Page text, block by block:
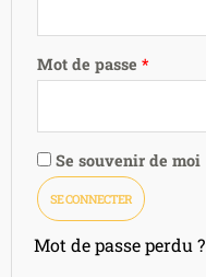
Mot de passe *
Se souvenir de moi
SE CONNECTER
Mot de passe perdu ?